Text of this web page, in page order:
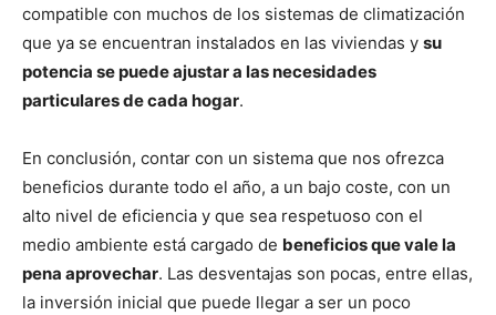
compatible con muchos de los sistemas de climatización
que ya se encuentran instalados en las viviendas y su
potencia se puede ajustar a las necesidades
particulares de cada hogar.
En conclusión, contar con un sistema que nos ofrezca
beneficios durante todo el año, a un bajo coste, con un
alto nivel de eficiencia y que sea respetuoso con el
medio ambiente está cargado de beneficios que vale la
pena aprovechar. Las desventajas son pocas, entre ellas,
la inversión inicial que puede llegar a ser un poco